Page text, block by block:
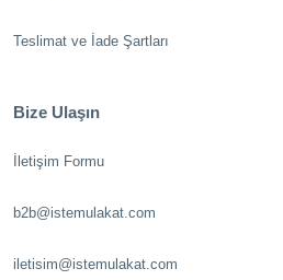
Teslimat ve İade Şartları
Bize Ulaşın
İletişim Formu
b2b@istemulakat.com
iletisim@istemulakat.com